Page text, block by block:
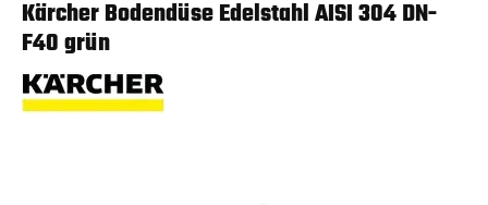
Kärcher Bodendüse Edelstahl AISI 304 DN-
F40 grün